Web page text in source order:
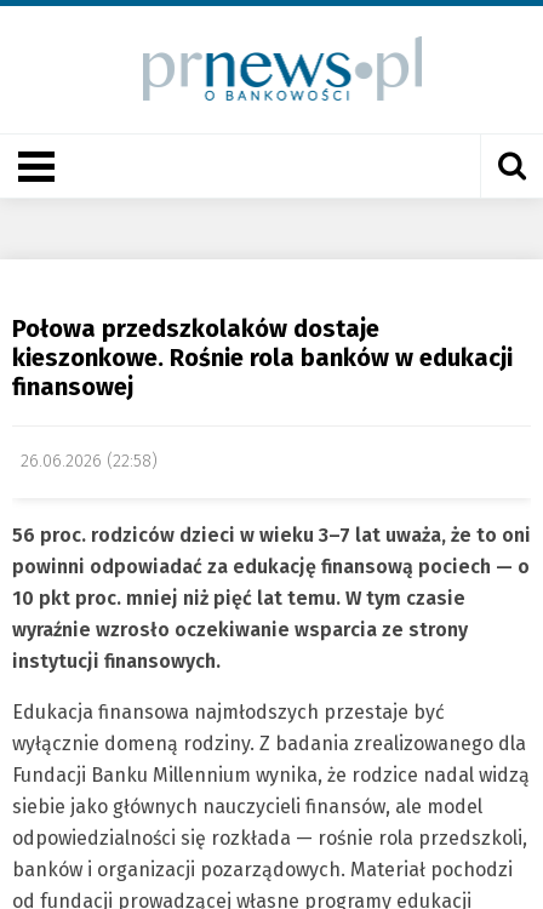
Połowa przedszkolaków dostaje
kieszonkowe. Rośnie rola banków w edukacji
finansowej
26.06.2026 (22:58)
56 proc. rodziców dzieci w wieku 3–7 lat uważa, że to oni
powinni odpowiadać za edukację finansową pociech — o
10 pkt proc. mniej niż pięć lat temu. W tym czasie
wyraźnie wzrosło oczekiwanie wsparcia ze strony
instytucji finansowych.
Edukacja finansowa najmłodszych przestaje być
wyłącznie domeną rodziny. Z badania zrealizowanego dla
Fundacji Banku Millennium wynika, że rodzice nadal widzą
siebie jako głównych nauczycieli finansów, ale model
odpowiedzialności się rozkłada — rośnie rola przedszkoli,
banków i organizacji pozarządowych. Materiał pochodzi
od fundacji prowadzącej własne programy edukacji